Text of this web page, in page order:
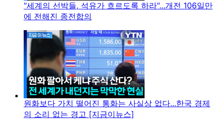
"세계의 선박들, 석유가 흐르도록 하라"...개전 106일만
에 전해진 종전합의
원화보다 가치 떨어진 통화는 사실상 없다...한국 경제
의 소리 없는 경고 [지금이뉴스]